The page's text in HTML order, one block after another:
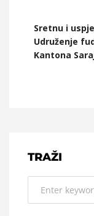
Sretnu i
Udruženje
Kantona
TRAŽI